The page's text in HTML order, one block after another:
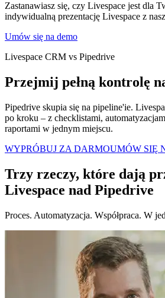
Zastanawiasz się, czy Livespace jest dla
indywidualną prezentację Livespace z
Umów się na demo
Livespace CRM vs Pipedrive
Przejmij pełną kontrolę
Pipedrive skupia się na pipeline'ie.
po kroku – z checklistami,
raportami w jednym miejscu.
WYPRÓBUJ ZA DARMOUMÓW SIĘ
Trzy rzeczy, które dają
Livespace nad Pipedrive
Proces. Automatyzacja. Współpraca. W